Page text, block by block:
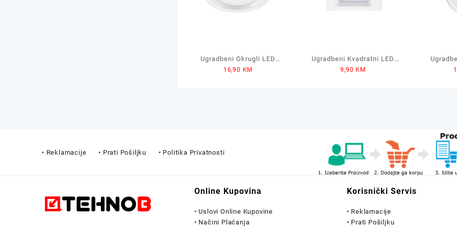
Ugradbeni Okrugli LED
Panel GREEN TECH 12W
16,90 KM
Ugradbeni Kvadratni LED
Panel GREEN TECH 3W
9,90 KM
Panel
• Reklamacije • Prati Pošiljku • Politika Privatnosti
Online Kupovina
• Uslovi Online Kupovine
• Načini Plaćanja
Korisnički Servis
• Reklamacije
• Prati Pošiljku